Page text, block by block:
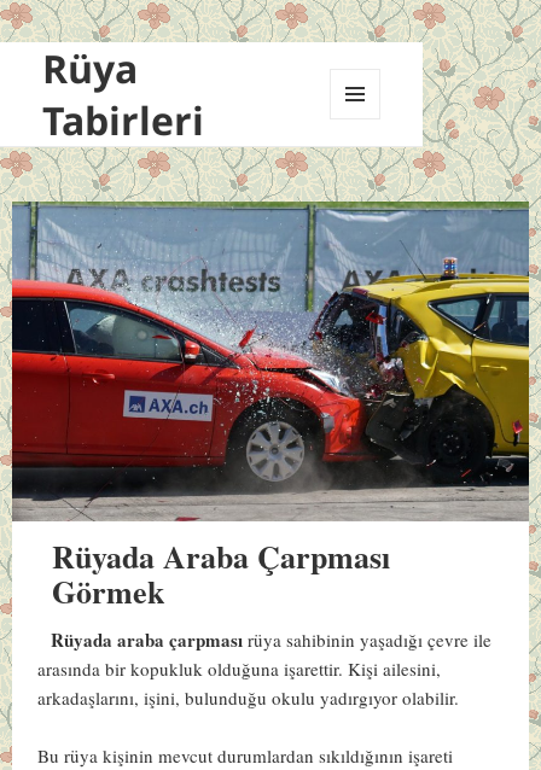
Rüya
Tabirleri
VE
BILEŞENLER
Rüyada Araba Çarpması
Görmek
Rüyada araba çarpması rüya sahibinin yaşadığı çevre ile
arasında bir kopukluk olduğuna işarettir. Kişi ailesini,
arkadaşlarını, işini, bulunduğu okulu yadırgıyor olabilir.
Bu rüya kişinin mevcut durumlardan sıkıldığının işareti